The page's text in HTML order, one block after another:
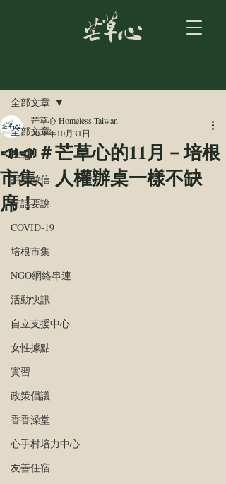
全部文章
年報
捐款徵信
有話要說
COVID-19
培根市集
NGO網絡串連
活動快訊
自立支援中心
女性據點
實習
政策倡議
香香澡堂
心手村培力中心
友善住宿
全部文章
📣📣＃芒草心的11月－培根
市集、人權辦桌一樣不缺
席！
芒草心 Homeless Taiwan
2025年10月31日